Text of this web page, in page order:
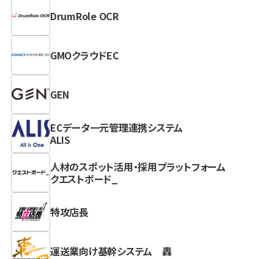
DrumRole OCR
GMOクラウドEC
GEN
ECデータ一元管理連携システム
ALIS
人材のスポット活用・採用プラットフォーム
クエストボード_
特攻店長
運送業向け基幹システム 轟